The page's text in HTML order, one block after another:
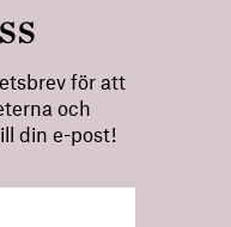
för att
och
din e-post!